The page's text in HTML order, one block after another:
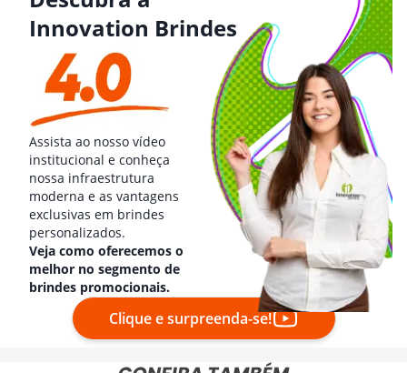
Innovation Brindes
Assista ao nosso vídeo
institucional e conheça
nossa infraestrutura
moderna e as vantagens
exclusivas em brindes
personalizados.
Veja como oferecemos o
melhor no segmento de
brindes promocionais.
Clique e surpreenda-se!